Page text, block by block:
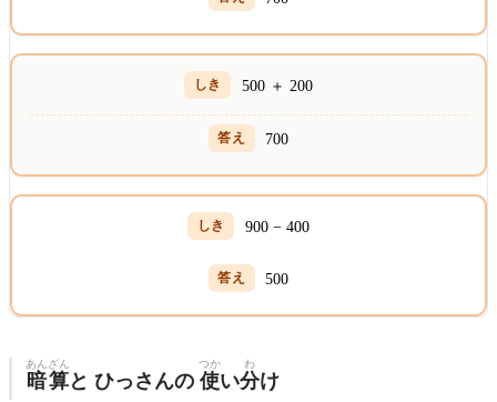
500 ＋ 200
700
900 − 400
500
暗算
あんざん
と ひっさんの 使
つか
い分
わ
け